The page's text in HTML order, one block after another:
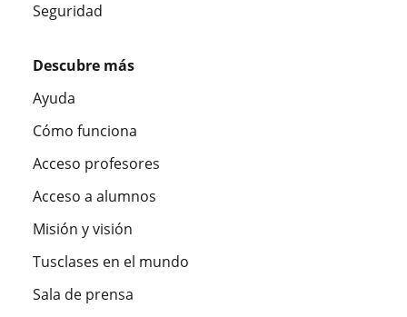
Seguridad
Descubre más
Ayuda
Cómo funciona
Acceso profesores
Acceso a alumnos
Misión y visión
Tusclases en el mundo
Sala de prensa